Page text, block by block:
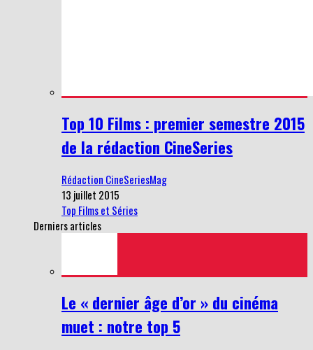
Top 10 Films : premier semestre 2015
de la rédaction CineSeries
Rédaction CineSeriesMag
13 juillet 2015
Top Films et Séries
Derniers articles
Le « dernier âge d’or » du cinéma
muet : notre top 5